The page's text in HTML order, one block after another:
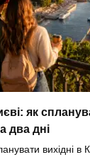
як
два дні
вихідні в